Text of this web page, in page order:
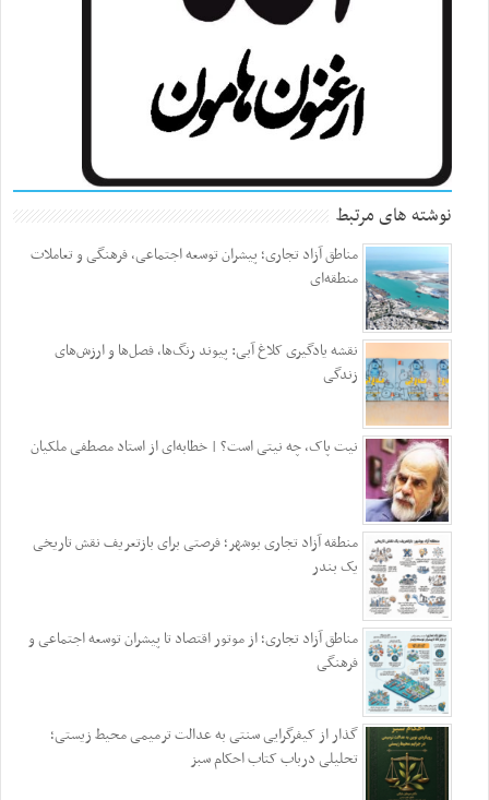
نوشته های مرتبط
مناطق آزاد تجاری؛ پیشران توسعه اجتماعی، فرهنگی و تعاملات
منطقه‌ای
نقشه یادگیری کلاغ آبی: پیوند رنگ‌ها، فصل‌ها و ارزش‌های
زندگی
نیت پاک، چه نیتی است؟ | خطابه‌ای از استاد مصطفی ملکیان
منطقه آزاد تجاری بوشهر؛ فرصتی برای بازتعریف نقش تاریخی
یک بندر
مناطق آزاد تجاری؛ از موتور اقتصاد تا پیشران توسعه اجتماعی و
فرهنگی
گذار از کیفرگرایی سنتی به عدالت ترمیمی محیط‌ زیستی؛
تحلیلی درباب کتاب احکام سبز